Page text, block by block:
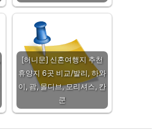
[허니문] 신혼여행지 추천
휴양지 6곳 비교/발리, 하와
이, 괌, 몰디브, 모리셔스, 칸
쿤